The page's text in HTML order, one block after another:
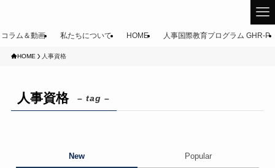
コラム＆動画 私たちについて HOME 人事国際教育プログラム GHR-P
HOME 人事資格
人事資格 – tag –
New Popular